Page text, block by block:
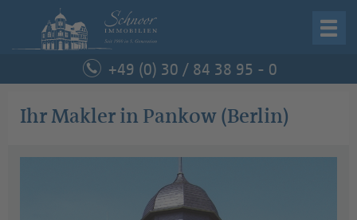
Immobilie verkaufen
+49 (0) 30 / 84 38 95 - 0
Ihr Makler in Pankow (Berlin)